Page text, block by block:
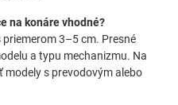
na konáre vhodné?
3–5 cm. Presné
a typu mechanizmu. Na
modely s prevodovým alebo